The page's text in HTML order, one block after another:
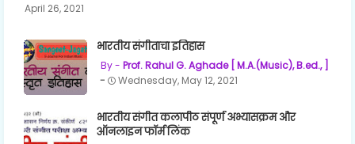
April 26, 2021
भारतीय संगीताचा इतिहास
Prof. Rahul G. Aghade [ M.A.(Music), B.ed., ]
Wednesday, May 12, 2021
भारतीय संगीत कलापीठ संपूर्ण अभ्यासक्रम और
ऑनलाइन फॉर्म लिंक